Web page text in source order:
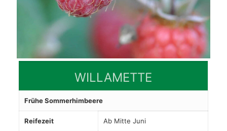
WILLAMETTE
Frühe Sommerhimbeere
Reifezeit Ab Mitte Juni